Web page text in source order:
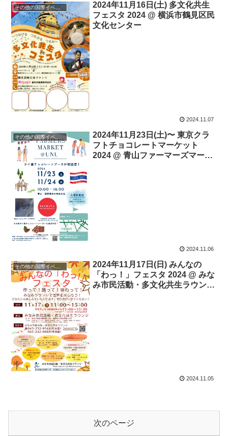
その他の国際イベント
2024年11月16日(土) 多文化共生
フェスタ 2024 @ 横浜市鶴見区民
文化センター
2024.11.07
その他の国際イベント
2024年11月23日(土)〜 東京クラ
フトチョコレートマーケット
2024 @ 青山ファーマーズマーケ
2024.11.06
その他の国際イベント
2024年11月17日(日) みんなの
「わっ！」フェスタ 2024 @ みな
み市民活動・多文化共生ラウンジ
2024.11.05
次のページ